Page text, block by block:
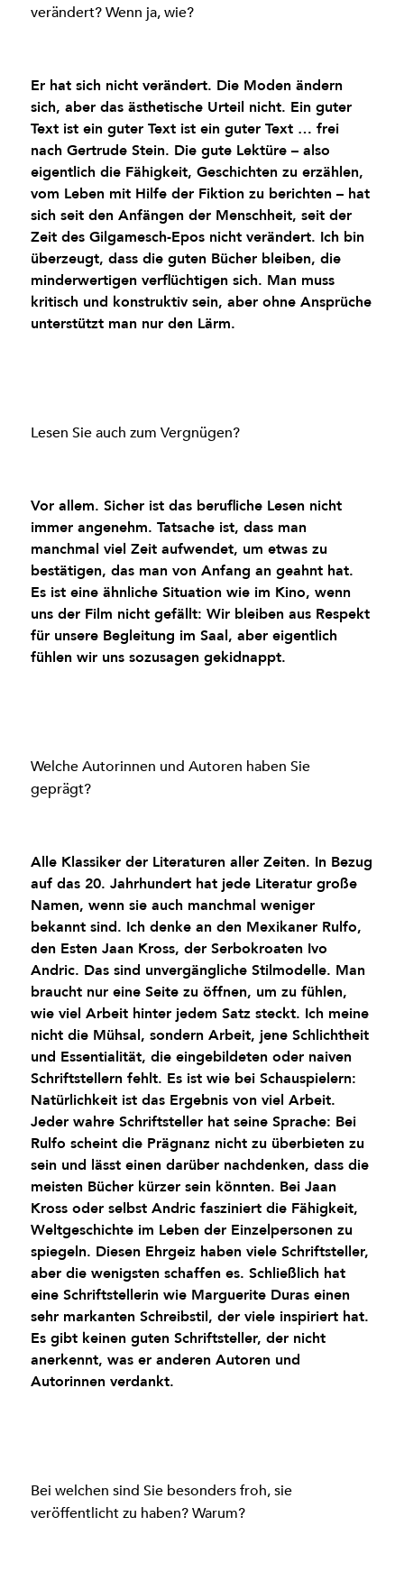
verändert? Wenn ja, wie?
Er hat sich nicht verändert. Die Moden ändern
sich, aber das ästhetische Urteil nicht. Ein guter
Text ist ein guter Text ist ein guter Text … frei
nach Gertrude Stein. Die gute Lektüre – also
eigentlich die Fähigkeit, Geschichten zu erzählen,
vom Leben mit Hilfe der Fiktion zu berichten – hat
sich seit den Anfängen der Menschheit, seit der
Zeit des Gilgamesch-Epos nicht verändert. Ich bin
überzeugt, dass die guten Bücher bleiben, die
minderwertigen verflüchtigen sich. Man muss
kritisch und konstruktiv sein, aber ohne Ansprüche
unterstützt man nur den Lärm.
Lesen Sie auch zum Vergnügen?
Vor allem. Sicher ist das berufliche Lesen nicht
immer angenehm. Tatsache ist, dass man
manchmal viel Zeit aufwendet, um etwas zu
bestätigen, das man von Anfang an geahnt hat.
Es ist eine ähnliche Situation wie im Kino, wenn
uns der Film nicht gefällt: Wir bleiben aus Respekt
für unsere Begleitung im Saal, aber eigentlich
fühlen wir uns sozusagen gekidnappt.
Welche Autorinnen und Autoren haben Sie
geprägt?
Alle Klassiker der Literaturen aller Zeiten. In Bezug
auf das 20. Jahrhundert hat jede Literatur große
Namen, wenn sie auch manchmal weniger
bekannt sind. Ich denke an den Mexikaner Rulfo,
den Esten Jaan Kross, der Serbokroaten Ivo
Andric. Das sind unvergängliche Stilmodelle. Man
braucht nur eine Seite zu öffnen, um zu fühlen,
wie viel Arbeit hinter jedem Satz steckt. Ich meine
nicht die Mühsal, sondern Arbeit, jene Schlichtheit
und Essentialität, die eingebildeten oder naiven
Schriftstellern fehlt. Es ist wie bei Schauspielern:
Natürlichkeit ist das Ergebnis von viel Arbeit.
Jeder wahre Schriftsteller hat seine Sprache: Bei
Rulfo scheint die Prägnanz nicht zu überbieten zu
sein und lässt einen darüber nachdenken, dass die
meisten Bücher kürzer sein könnten. Bei Jaan
Kross oder selbst Andric fasziniert die Fähigkeit,
Weltgeschichte im Leben der Einzelpersonen zu
spiegeln. Diesen Ehrgeiz haben viele Schriftsteller,
aber die wenigsten schaffen es. Schließlich hat
eine Schriftstellerin wie Marguerite Duras einen
sehr markanten Schreibstil, der viele inspiriert hat.
Es gibt keinen guten Schriftsteller, der nicht
anerkennt, was er anderen Autoren und
Autorinnen verdankt.
Bei welchen sind Sie besonders froh, sie
veröffentlicht zu haben? Warum?